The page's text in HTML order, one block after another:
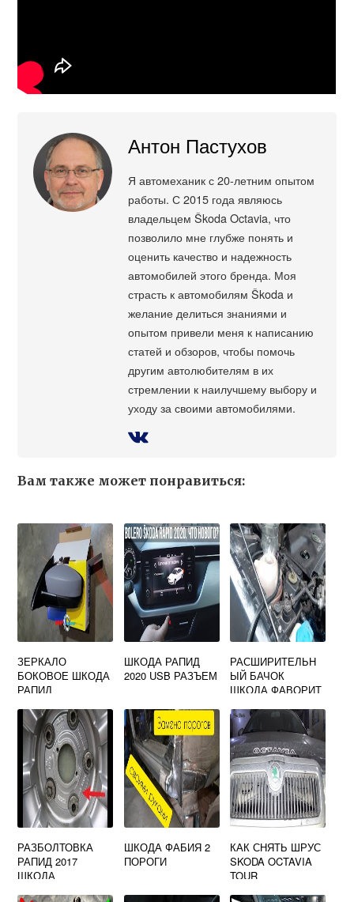
Антон Пастухов
Я автомеханик с 20-летним опытом
работы. С 2015 года являюсь
владельцем Škoda Octavia, что
позволило мне глубже понять и
оценить качество и надежность
автомобилей этого бренда. Моя
страсть к автомобилям Škoda и
желание делиться знаниями и
опытом привели меня к написанию
статей и обзоров, чтобы помочь
другим автолюбителям в их
стремлении к наилучшему выбору и
уходу за своими автомобилями.
Вам также может понравиться:
ЗЕРКАЛО
БОКОВОЕ ШКОДА
РАПИД
ШКОДА РАПИД
2020 USB РАЗЪЕМ
РАСШИРИТЕЛЬН
ЫЙ БАЧОК
ШКОДА ФАВОРИТ
РАЗБОЛТОВКА
РАПИД 2017
ШКОДА
ШКОДА ФАБИЯ 2
ПОРОГИ
КАК СНЯТЬ ШРУС
SKODA OCTAVIA
TOUR